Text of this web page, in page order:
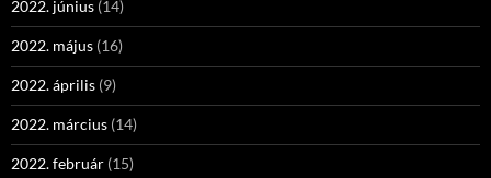
2022. június (14)
2022. május (16)
2022. április (9)
2022. március (14)
2022. február (15)